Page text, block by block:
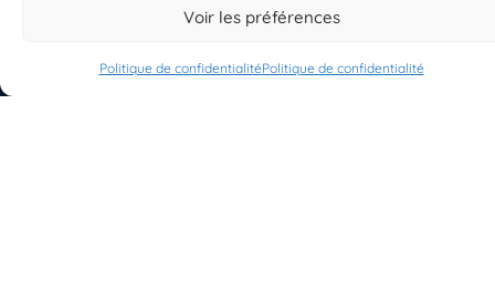
Voir les préférences
Politique de confidentialitéPolitique de confidentialité
S'INSCRIRE À LA NEWSLETTER
PLANÈTE MER